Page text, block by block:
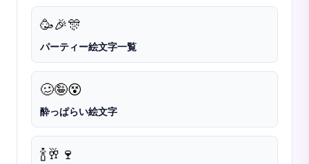
🥳🎉🎊
パーティー絵文字一覧
🥴🤪😵
酔っぱらい絵文字
🍾🥂 🍷